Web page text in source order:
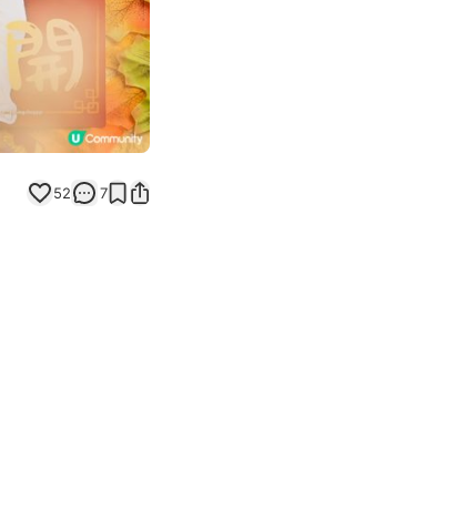
52 7